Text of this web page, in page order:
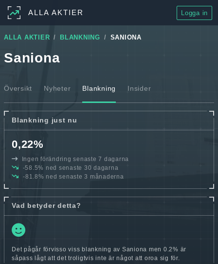
ALLA AKTIER Logga in
ALLA AKTIER BLANKNING SANIONA
Saniona
Översikt Nyheter Blankning Insider
Blankning just nu
0,22%
Ingen förändring senaste 7 dagarna
-58.5% ned senaste 30 dagarna
-81.8% ned senaste 3 månaderna
Vad betyder detta?
Det pågår förvisso viss blankning av Saniona men 0.2% är
såpass lågt att det troligtvis inte är något att oroa sig för.